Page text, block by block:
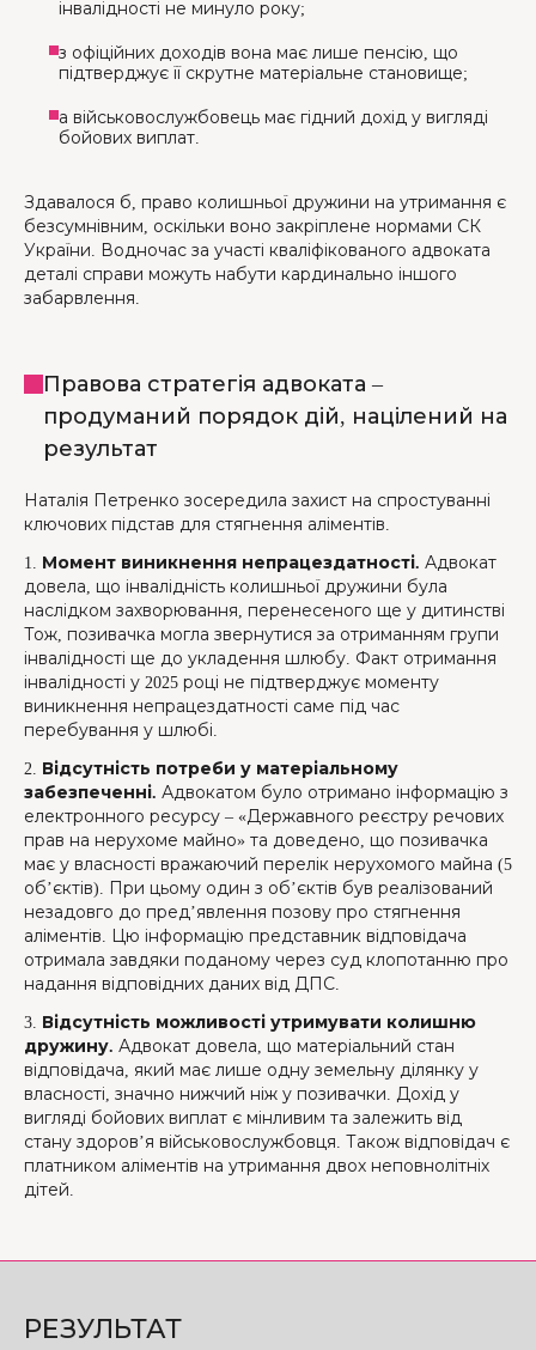
інвалідності не минуло року;
з офіційних доходів вона має лише пенсію, що
підтверджує її скрутне матеріальне становище;
а військовослужбовець має гідний дохід у вигляді
бойових виплат.
Здавалося б, право колишньої дружини на утримання є
безсумнівним, оскільки воно закріплене нормами СК
України. Водночас за участі кваліфікованого адвоката
деталі справи можуть набути кардинально іншого
забарвлення.
Правова стратегія адвоката –
продуманий порядок дій, націлений на
результат
Наталія Петренко зосередила захист на спростуванні
ключових підстав для стягнення аліментів.
1. Момент виникнення непрацездатності. Адвокат
довела, що інвалідність колишньої дружини була
наслідком захворювання, перенесеного ще у дитинстві
Тож, позивачка могла звернутися за отриманням групи
інвалідності ще до укладення шлюбу. Факт отримання
інвалідності у 2025 році не підтверджує моменту
виникнення непрацездатності саме під час
перебування у шлюбі.
2. Відсутність потреби у матеріальному
забезпеченні. Адвокатом було отримано інформацію з
електронного ресурсу – «Державного реєстру речових
прав на нерухоме майно» та доведено, що позивачка
має у власності вражаючий перелік нерухомого майна (5
об’єктів). При цьому один з об’єктів був реалізований
незадовго до пред’явлення позову про стягнення
аліментів. Цю інформацію представник відповідача
отримала завдяки поданому через суд клопотанню про
надання відповідних даних від ДПС.
3. Відсутність можливості утримувати колишню
дружину. Адвокат довела, що матеріальний стан
відповідача, який має лише одну земельну ділянку у
власності, значно нижчий ніж у позивачки. Дохід у
вигляді бойових виплат є мінливим та залежить від
стану здоров’я військовослужбовця. Також відповідач є
платником аліментів на утримання двох неповнолітніх
дітей.
РЕЗУЛЬТАТ